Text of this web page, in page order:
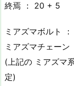
終焉 ： 20 + 5
ミアズマボルト
ミアズマチェーン
(上記の ミアズマ
定)